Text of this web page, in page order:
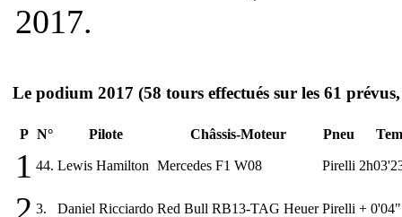
2017.
Le podium 2017 (58 tours effectués sur les 61
P N° Pilote Châssis-Moteur Pneu
1 44. Lewis Hamilton Mercedes F1 W08 Pirelli
2 3. Daniel Ricciardo Red Bull RB13-TAG Heuer Pirelli +